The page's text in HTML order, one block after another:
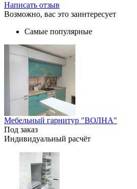
Написать отзыв
Возможно, вас это заинтересует
Самые популярные
Мебельный гарнитур "ВОЛНА"
Под заказ
Индивидуальный расчёт